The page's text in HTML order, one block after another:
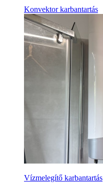
Konvektor karbantartás
Vízmelegítő karbantartás